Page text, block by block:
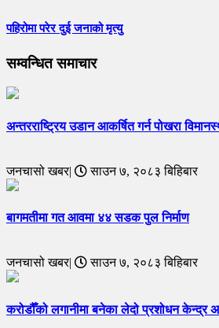
पहिरोमा परेर दुई जनाको मृत्यु
सम्वन्धित समाचार
अन्तरराष्ट्रिय उडान आकर्षित गर्न पोखरा
जनचासो खबर| साउन ७, २०८३ बिहिबार
बागमतीमा गत आवमा ४४ सडक पुल निर्माण
जनचासो खबर| साउन ७, २०८३ बिहिबार
करोडौँको लगानीमा बनेका लेदो प्रशोधन केन्द्र